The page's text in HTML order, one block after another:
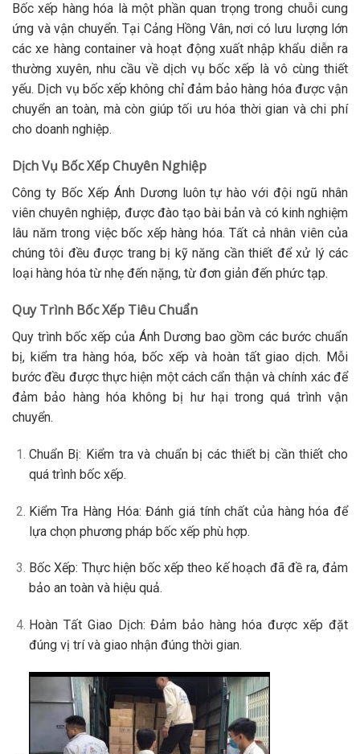
Bốc xếp hàng hóa là một phần quan trọng trong chuỗi cung
ứng và vận chuyển. Tại Cảng Hồng Vân, nơi có lưu lượng lớn
các xe hàng container và hoạt động xuất nhập khẩu diễn ra
thường xuyên, nhu cầu về dịch vụ bốc xếp là vô cùng thiết
yếu. Dịch vụ bốc xếp không chỉ đảm bảo hàng hóa được vận
chuyển an toàn, mà còn giúp tối ưu hóa thời gian và chi phí
cho doanh nghiệp.
Dịch Vụ Bốc Xếp Chuyên Nghiệp
Công ty Bốc Xếp Ánh Dương luôn tự hào với đội ngũ nhân
viên chuyên nghiệp, được đào tạo bài bản và có kinh nghiệm
lâu năm trong việc bốc xếp hàng hóa. Tất cả nhân viên của
chúng tôi đều được trang bị kỹ năng cần thiết để xử lý các
loại hàng hóa từ nhẹ đến nặng, từ đơn giản đến phức tạp.
Quy Trình Bốc Xếp Tiêu Chuẩn
Quy trình bốc xếp của Ánh Dương bao gồm các bước chuẩn
bị, kiểm tra hàng hóa, bốc xếp và hoàn tất giao dịch. Mỗi
bước đều được thực hiện một cách cẩn thận và chính xác để
đảm bảo hàng hóa không bị hư hại trong quá trình vận
chuyển.
Chuẩn Bị: Kiểm tra và chuẩn bị các thiết bị cần thiết cho
quá trình bốc xếp.
Kiểm Tra Hàng Hóa: Đánh giá tính chất của hàng hóa để
lựa chọn phương pháp bốc xếp phù hợp.
Bốc Xếp: Thực hiện bốc xếp theo kế hoạch đã đề ra, đảm
bảo an toàn và hiệu quả.
Hoàn Tất Giao Dịch: Đảm bảo hàng hóa được xếp đặt
đúng vị trí và giao nhận đúng thời gian.